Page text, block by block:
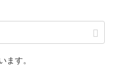
。
ます。